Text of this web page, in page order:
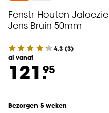
Fenstr Houten Jaloezie
Jens Bruin 50mm
4.3 (3)
al vanaf
121.95
Bezorgen 5 weken